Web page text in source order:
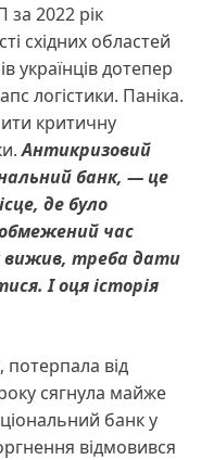
2022 рік
східних областей
українців дотепер
логістики. Паніка.
критичну
Антикризовий
банк, — це
де було
час
вижив, треба дати
І оця історія
потерпала від
сягнула майже
банк у
відмовився